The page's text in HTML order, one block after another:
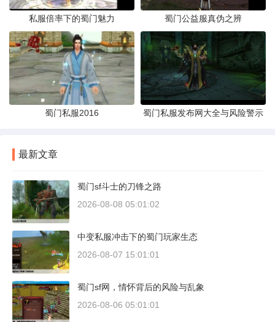
私服倍率下的蜀门魅力 蜀门公益服真伪之辨
蜀门私服2016 蜀门私服发布网大全与风险警示
最新文章
蜀门sf斗士的刀锋之路
2026-08-08 05:01:02
中变私服冲击下的蜀门玩家生态
2026-08-07 15:01:01
蜀门sf网，情怀背后的风险与乱象
2026-08-06 05:01:01